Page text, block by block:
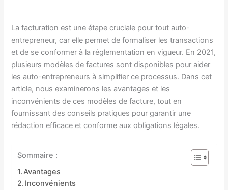
La facturation est une étape cruciale pour tout auto-
entrepreneur, car elle permet de formaliser les transactions
et de se conformer à la réglementation en vigueur. En 2021,
plusieurs modèles de factures sont disponibles pour aider
les auto-entrepreneurs à simplifier ce processus. Dans cet
article, nous examinerons les avantages et les
inconvénients de ces modèles de facture, tout en
fournissant des conseils pratiques pour garantir une
rédaction efficace et conforme aux obligations légales.
Sommaire :
Avantages
Inconvénients